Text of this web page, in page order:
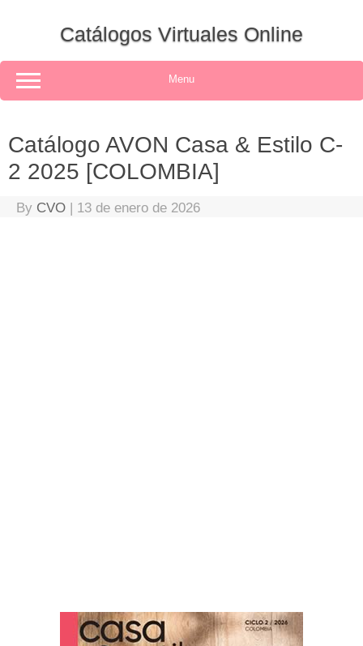
Catálogos Virtuales Online
Menu
Catálogo AVON Casa & Estilo C-
2 2025 [COLOMBIA]
By CVO | 13 de enero de 2026